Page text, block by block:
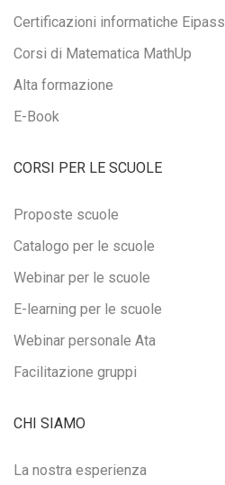
Certificazioni informatiche Eipass
Corsi di Matematica MathUp
Alta formazione
E-Book
CORSI PER LE SCUOLE
Proposte scuole
Catalogo per le scuole
Webinar per le scuole
E-learning per le scuole
Webinar personale Ata
Facilitazione gruppi
CHI SIAMO
La nostra esperienza